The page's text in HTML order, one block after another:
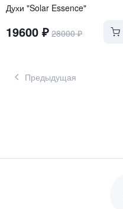
Духи "Solar Essence"
19600 ₽ 28000₽
Предыдущая